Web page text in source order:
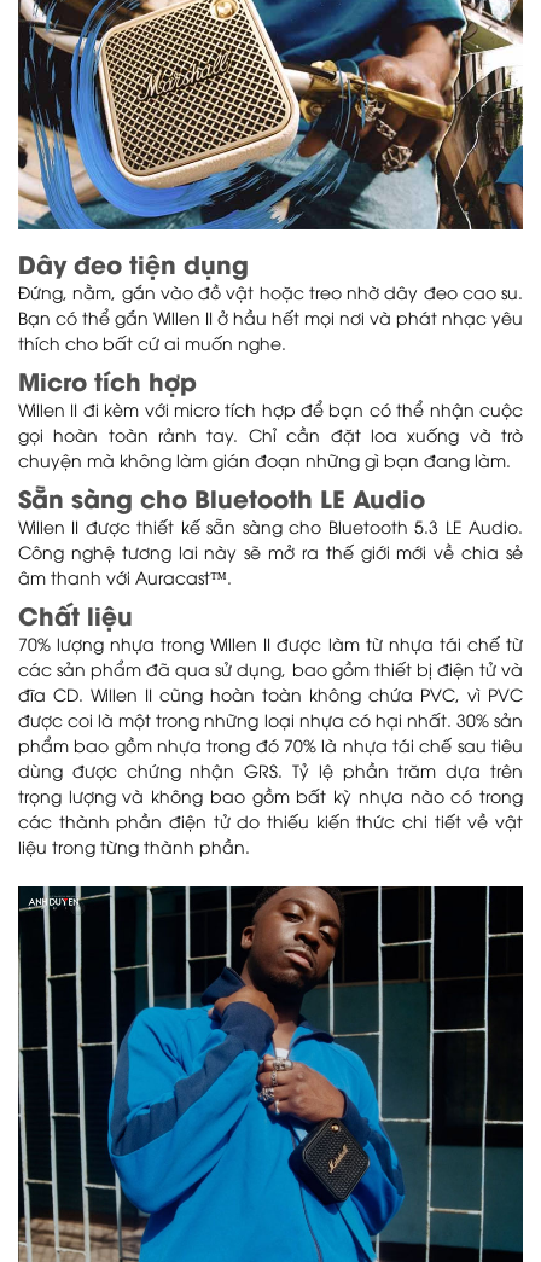
Dây đeo tiện dụng
Đứng, nằm, gắn vào đồ vật hoặc treo nhờ dây đeo cao su.
Bạn có thể gắn Willen II ở hầu hết mọi nơi và phát nhạc yêu
thích cho bất cứ ai muốn nghe.
Micro tích hợp
Willen II đi kèm với micro tích hợp để bạn có thể nhận cuộc
gọi hoàn toàn rảnh tay. Chỉ cần đặt loa xuống và trò
chuyện mà không làm gián đoạn những gì bạn đang làm.
Sẵn sàng cho Bluetooth LE Audio
Willen II được thiết kế sẵn sàng cho Bluetooth 5.3 LE Audio.
Công nghệ tương lai này sẽ mở ra thế giới mới về chia sẻ
âm thanh với Auracast™.
Chất liệu
70% lượng nhựa trong Willen II được làm từ nhựa tái chế từ
các sản phẩm đã qua sử dụng, bao gồm thiết bị điện tử và
đĩa CD. Willen II cũng hoàn toàn không chứa PVC, vì PVC
được coi là một trong những loại nhựa có hại nhất. 30% sản
phẩm bao gồm nhựa trong đó 70% là nhựa tái chế sau tiêu
dùng được chứng nhận GRS. Tỷ lệ phần trăm dựa trên
trọng lượng và không bao gồm bất kỳ nhựa nào có trong
các thành phần điện tử do thiếu kiến thức chi tiết về vật
liệu trong từng thành phần.